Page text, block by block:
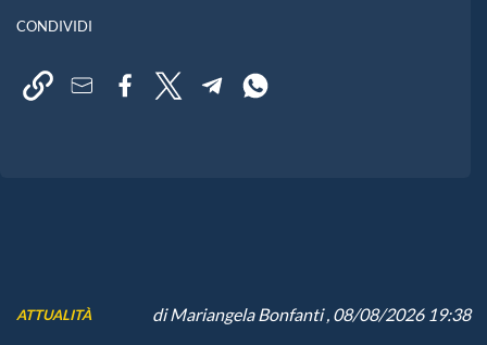
CONDIVIDI
ATTUALITÀ diMariangela Bonfanti, 08/08/2026 19:38